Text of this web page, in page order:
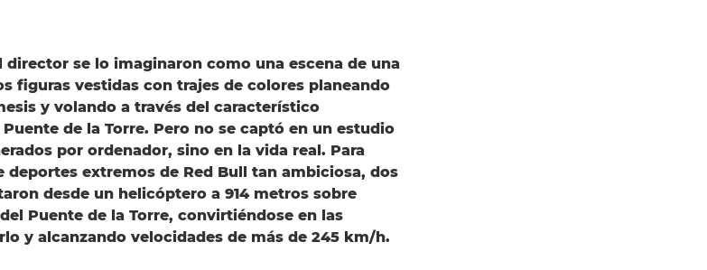
se lo imaginaron como una escena de una
figuras vestidas con trajes de colores planeando
y volando a través del característico
de la Torre. Pero no se captó en un estudio
por ordenador, sino en la vida real. Para
deportes extremos de Red Bull tan ambiciosa, dos
desde un helicóptero a 914 metros sobre
Puente de la Torre, convirtiéndose en las
y alcanzando velocidades de más de 245 km/h.